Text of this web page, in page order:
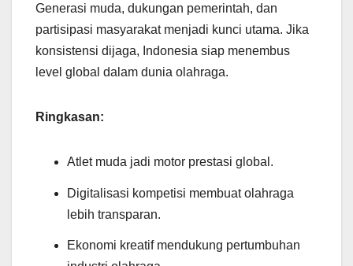
Generasi muda, dukungan pemerintah, dan
partisipasi masyarakat menjadi kunci utama. Jika
konsistensi dijaga, Indonesia siap menembus
level global dalam dunia olahraga.
Ringkasan:
Atlet muda jadi motor prestasi global.
Digitalisasi kompetisi membuat olahraga
lebih transparan.
Ekonomi kreatif mendukung pertumbuhan